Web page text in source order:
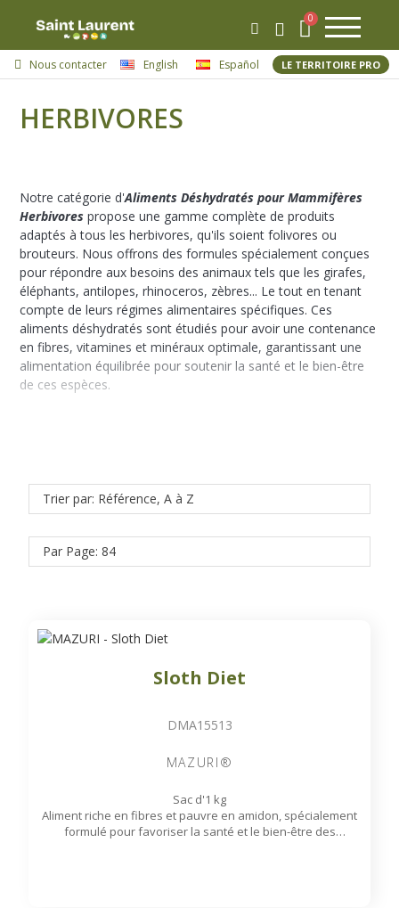
Nous contacter English Español LE TERRITOIRE PRO
HERBIVORES
Notre catégorie d'Aliments Déshydratés pour Mammifères
Herbivores propose une gamme complète de produits
adaptés à tous les herbivores, qu'ils soient folivores ou
brouteurs. Nous offrons des formules spécialement conçues
pour répondre aux besoins des animaux tels que les girafes,
éléphants, antilopes, rhinoceros, zèbres... Le tout en tenant
compte de leurs régimes alimentaires spécifiques. Ces
aliments déshydratés sont étudiés pour avoir une contenance
en fibres, vitamines et minéraux optimale, garantissant une
alimentation équilibrée pour soutenir la santé et le bien-être
de ces espèces.
Trier par: Référence, A à Z
Par Page: 84
Sloth Diet
DMA15513
MAZURI®
Sac d'1 kg
Aliment riche en fibres et pauvre en amidon, spécialement
formulé pour favoriser la santé et le bien-être des